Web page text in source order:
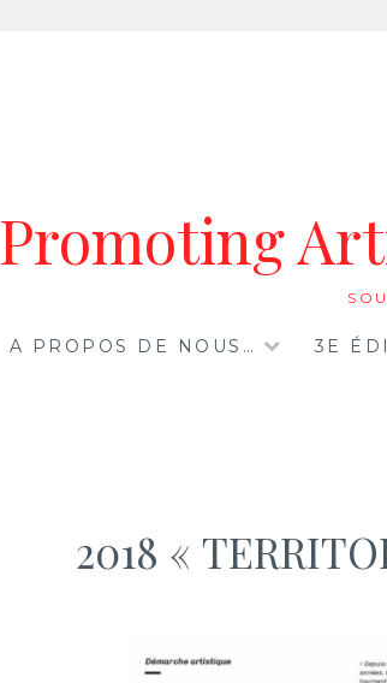
Promoting
A PROPOS DE NOUS… 3E
2018 «